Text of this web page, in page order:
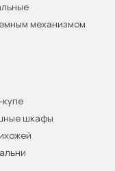
механизмом
шкафы